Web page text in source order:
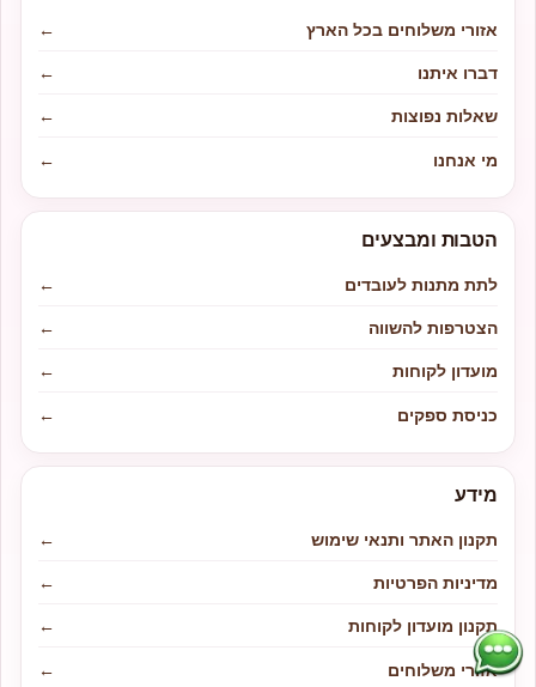
אזורי משלוחים בכל הארץ
←
דברו איתנו
←
שאלות נפוצות
←
מי אנחנו
←
הטבות ומבצעים
לתת מתנות לעובדים
←
הצטרפות להשווה
←
מועדון לקוחות
←
כניסת ספקים
←
מידע
תקנון האתר ותנאי שימוש
←
מדיניות הפרטיות
←
תקנון מועדון לקוחות
←
אזורי משלוחים
←